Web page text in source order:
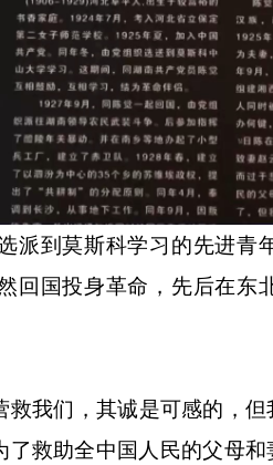
到莫斯科学习的先进青
回国投身革命，先后在
我们，其诚是可感的，
救助全中国人民的父母